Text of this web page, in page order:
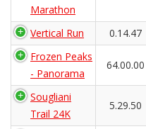
Marathon
Vertical Run 0.14.47
Frozen Peaks
- Panorama
64.00.00
Sougliani
Trail 24K
5.29.50